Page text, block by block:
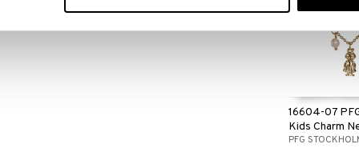
16604-07
Kids Charm
PFG